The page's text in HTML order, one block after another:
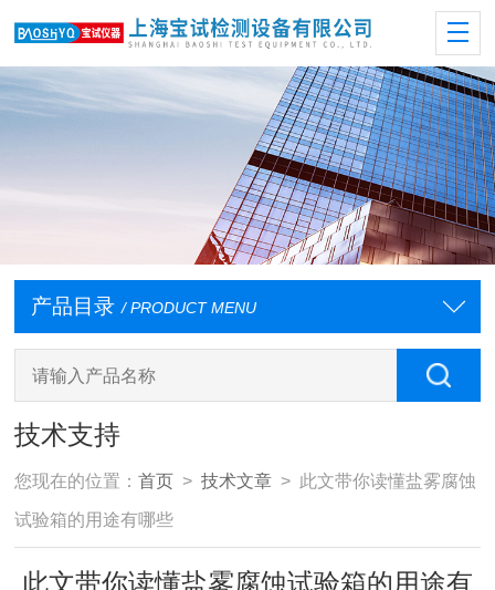
产品目录 / PRODUCT MENU
技术支持
您现在的位置：首页 >技术文章 > 此文带你读懂盐雾腐蚀
试验箱的用途有哪些
此文带你读懂盐雾腐蚀试验箱的用途有